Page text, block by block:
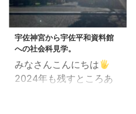
「ヘアケア」です。ヘナ
のもつ脱脂効果・疏水効
果で頭皮の余計な皮脂を
とり清潔にしていきま
す。 髪の毛に ...
ンションが低めな世の中
ですね・・・。 今回は来
年からメニュー化する予
定の 「cota プレミーク
質感トリートメント」 の
紹介です。 こんな方にお
宇佐神宮から宇佐平和資料館
への社会科見学。
みなさんこんにちは
2024年も残すところあ